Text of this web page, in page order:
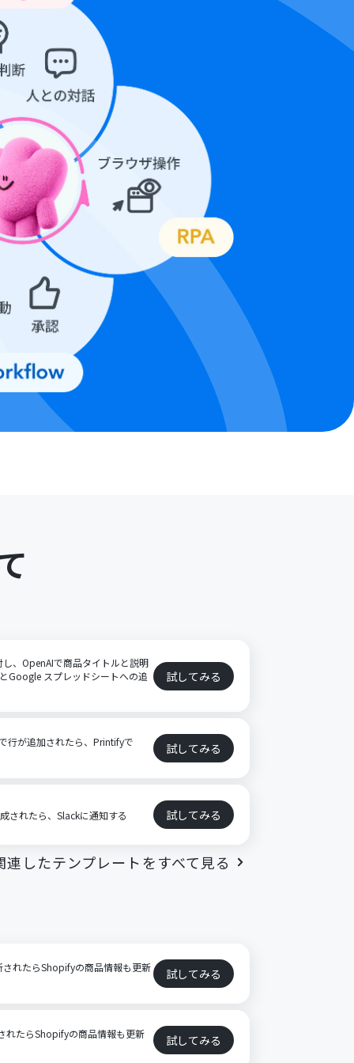
、OpenAIで商品タイトルと説明
Google スプレッドシートへの追
試してみる
行が追加されたら、Printifyで 試してみる
されたら、Slackに通知する 試してみる
連したテンプレートをすべて見る
れたらShopifyの商品情報も更新 試してみる
れたらShopifyの商品情報も更新 試してみる